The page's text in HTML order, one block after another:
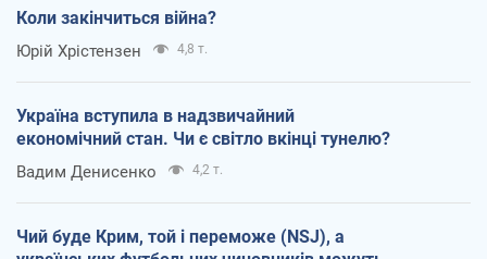
Коли закінчиться війна?
Юрій Хрістензен 4,8 т.
Україна вступила в надзвичайний
економічний стан. Чи є світло вкінці тунелю?
Вадим Денисенко 4,2 т.
Чий буде Крим, той і переможе (NSJ), а